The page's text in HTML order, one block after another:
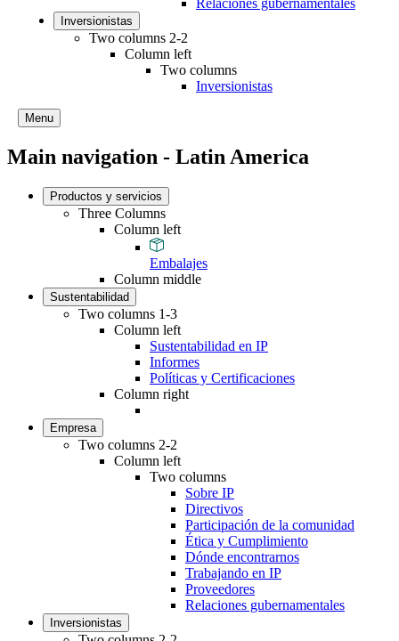
Relaciones gubernamentales
Inversionistas
Two columns 2-2
Column left
Two columns
Inversionistas
Menu
Main navigation - Latin America
Productos y servicios
Three Columns
Column left
Embalajes
Column middle
Sustentabilidad
Two columns 1-3
Column left
Sustentabilidad en IP
Informes
Políticas y Certificaciones
Column right
Empresa
Two columns 2-2
Column left
Two columns
Sobre IP
Directivos
Participación de la comunidad
Ética y Cumplimiento
Dónde encontrarnos
Trabajando en IP
Proveedores
Relaciones gubernamentales
Inversionistas